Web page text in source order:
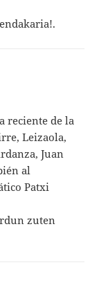
reciente de la
Leizaola,
Juan
al
Patxi
zuten